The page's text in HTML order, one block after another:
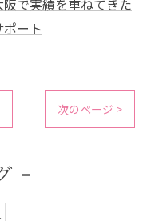
阪で実績を重ねてきた
ート
次のページ >